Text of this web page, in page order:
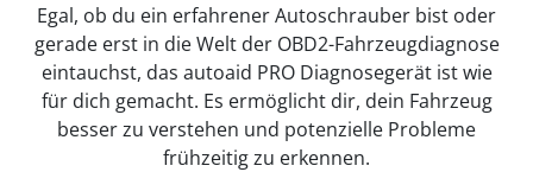
Egal, ob du ein erfahrener Autoschrauber bist oder
gerade erst in die Welt der OBD2-Fahrzeugdiagnose
eintauchst, das autoaid PRO Diagnosegerät ist wie
für dich gemacht. Es ermöglicht dir, dein Fahrzeug
besser zu verstehen und potenzielle Probleme
frühzeitig zu erkennen.